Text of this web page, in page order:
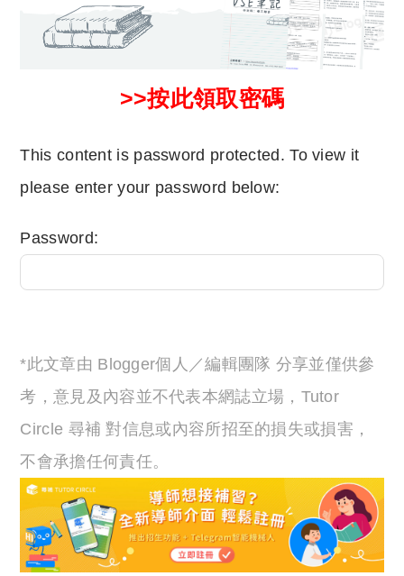
>>按此領取密碼
This content is password protected. To view it
please enter your password below:
Password:
*此文章由 Blogger個人／編輯團隊 分享並僅供參
考，意見及內容並不代表本網誌立場，Tutor
Circle 尋補 對信息或內容所招至的損失或損害，
不會承擔任何責任。